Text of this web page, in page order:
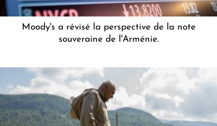
Moody's a révisé la perspective de la note
souveraine de l'Arménie.